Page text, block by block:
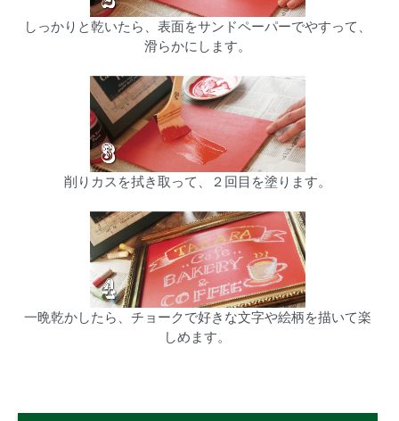
しっかりと乾いたら、表面をサンドペーパーでやすって、
滑らかにします。
削りカスを拭き取って、２回目を塗ります。
一晩乾かしたら、チョークで好きな文字や絵柄を描いて楽
しめます。